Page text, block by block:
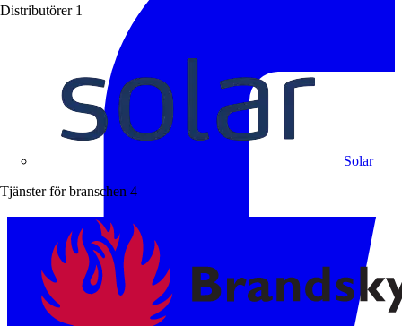
Distributörer 1
Solar
Tjänster för branschen 4